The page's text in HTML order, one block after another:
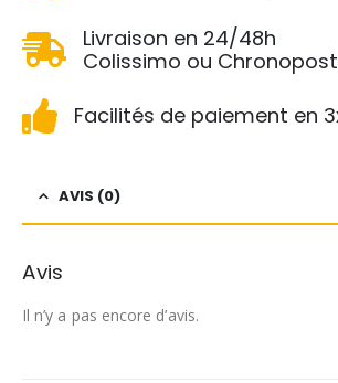
Livraison en 24/48h
Colissimo ou Chronopost
Facilités de paiement en
AVIS (0)
Avis
Il n’y a pas encore d’avis.